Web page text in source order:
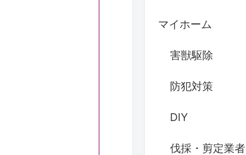
マイホーム
害獣駆除
防犯対策
DIY
伐採・剪定業者